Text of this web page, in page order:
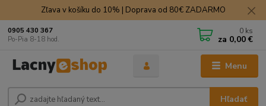
Zľava v košíku do 10% | Doprava od 80€ ZADARMO
Menu
Hľadať
0905 430 367
Po-Pia 8-18 hod.
0 ks
za 0,00 €